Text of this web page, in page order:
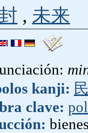
, 未来
kanji:
clave: